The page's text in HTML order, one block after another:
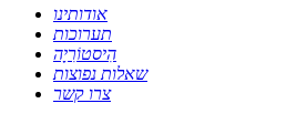
אודותינו
תערוכות
הִיסטוֹרִיָה
שאלות נפוצות
צרו קשר